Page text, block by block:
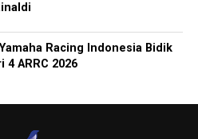
Racing Indonesia Bidik
4 ARRC 2026